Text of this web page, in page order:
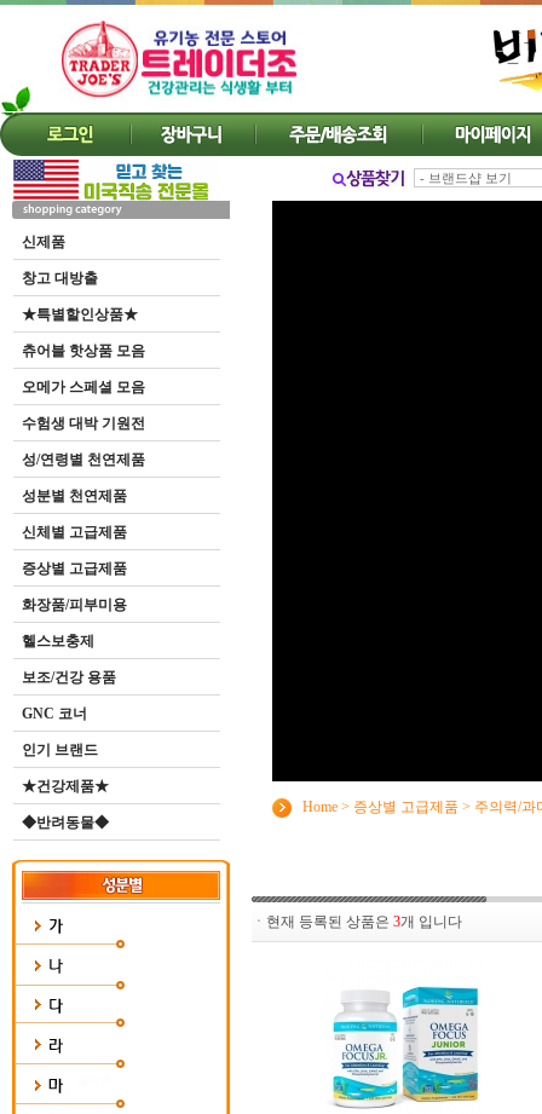
신제품
창고 대방출
★특별할인상품★
츄어블 핫상품 모음
오메가 스페셜 모음
수험생 대박 기원전
성/연령별 천연제품
성분별 천연제품
신체별 고급제품
증상별 고급제품
화장품/피부미용
헬스보충제
보조/건강 용품
GNC 코너
인기 브랜드
★건강제품★
◆반려동물◆
Home > 증상별 고급제품 > 주의력/과
ㆍ현재 등록된 상품은 3개 입니다